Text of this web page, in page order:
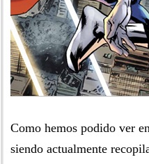
Como hemos podido ver
siendo actualmente